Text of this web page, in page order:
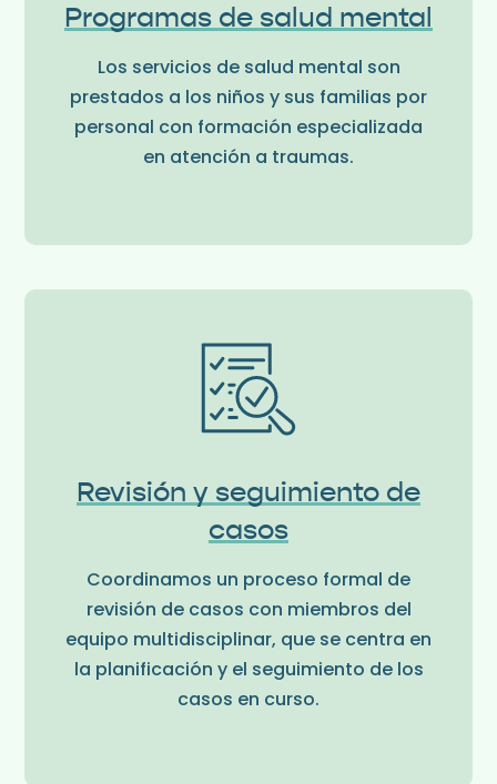
Programas de salud mental
Los servicios de salud mental son
prestados a los niños y sus familias por
personal con formación especializada
en atención a traumas.
Revisión y seguimiento de
casos
Coordinamos un proceso formal de
revisión de casos con miembros del
equipo multidisciplinar, que se centra en
la planificación y el seguimiento de los
casos en curso.